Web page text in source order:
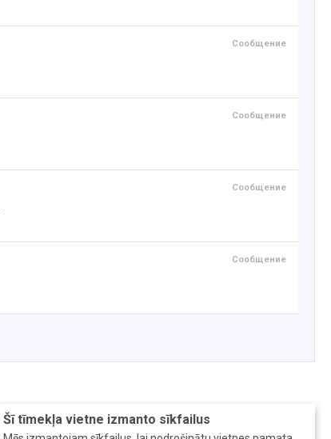
Šī tīmekļa vietne izmanto sīkfailus
Сообщение
Сообщение
Сообщение
Сообщение